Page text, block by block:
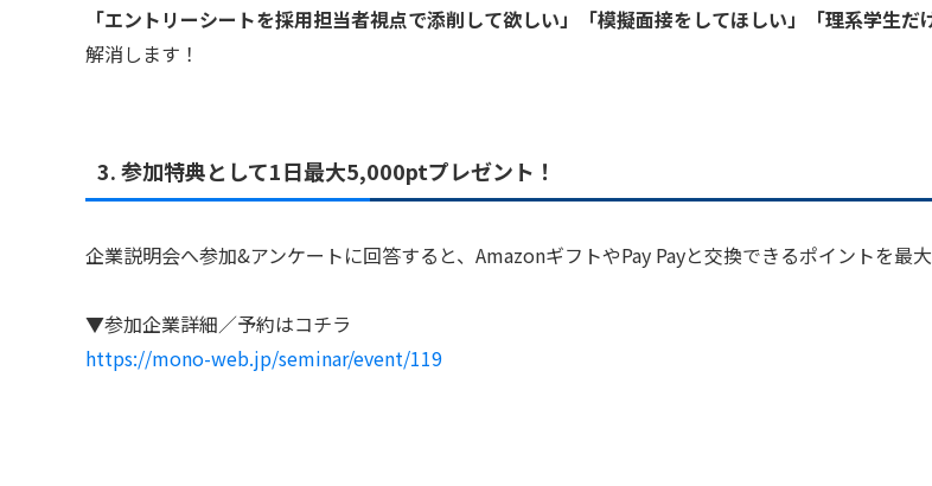
「エントリーシートを採用担当者視点で添削して欲しい」「模擬面接をしてほしい」「理系学生だ
解消します！
3. 参加特典として1日最大5,000ptプレゼント！
企業説明会へ参加&アンケートに回答すると、AmazonギフトやPay Payと交換できるポイントを最
▼参加企業詳細／予約はコチラ
https://mono-web.jp/seminar/event/119